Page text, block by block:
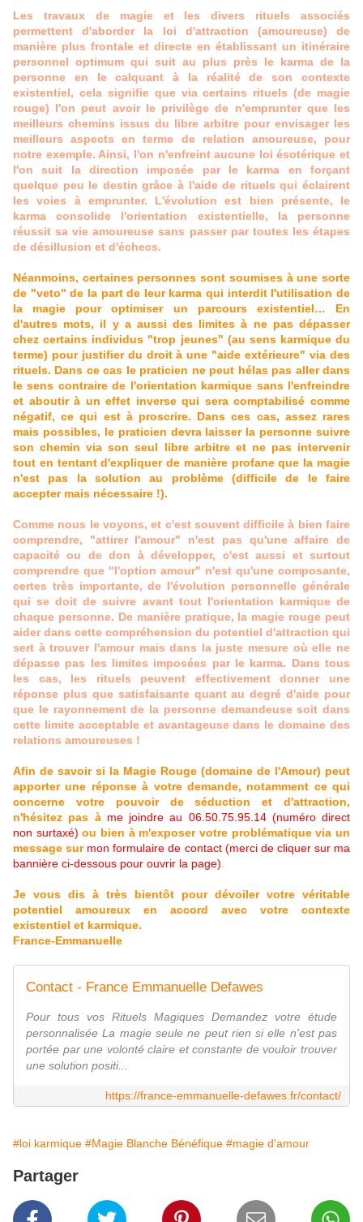
Les travaux de magie et les divers rituels associés
permettent d'aborder la loi d'attraction (amoureuse) de
manière plus frontale et directe en établissant un itinéraire
personnel optimum qui suit au plus près le karma de la
personne en le calquant à la réalité de son contexte
existentiel, cela signifie que via certains rituels (de magie
rouge) l'on peut avoir le privilège de n'emprunter que les
meilleurs chemins issus du libre arbitre pour envisager les
meilleurs aspects en terme de relation amoureuse, pour
notre exemple. Ainsi, l'on n'enfreint aucune loi ésotérique et
l'on suit la direction imposée par le karma en forçant
quelque peu le destin grâce à l'aide de rituels qui éclairent
les voies à emprunter. L'évolution est bien présente, le
karma consolide l'orientation existentielle, la personne
réussit sa vie amoureuse sans passer par toutes les étapes
de désillusion et d'échecs.
Néanmoins, certaines personnes sont soumises à une sorte
de "veto" de la part de leur karma qui interdit l'utilisation de
la magie pour optimiser un parcours existentiel… En
d'autres mots, il y a aussi des limites à ne pas dépasser
chez certains individus "trop jeunes" (au sens karmique du
terme) pour justifier du droit à une "aide extérieure" via des
rituels. Dans ce cas le praticien ne peut hélas pas aller dans
le sens contraire de l'orientation karmique sans l'enfreindre
et aboutir à un effet inverse qui sera comptabilisé comme
négatif, ce qui est à proscrire. Dans ces cas, assez rares
mais possibles, le praticien devra laisser la personne suivre
son chemin via son seul libre arbitre et ne pas intervenir
tout en tentant d'expliquer de manière profane que la magie
n'est pas la solution au problème (difficile de le faire
accepter mais nécessaire !).
Comme nous le voyons, et c'est souvent difficile à bien faire
comprendre, "attirer l'amour" n'est pas qu'une affaire de
capacité ou de don à développer, c'est aussi et surtout
comprendre que "l'option amour" n'est qu'une composante,
certes très importante, de l'évolution personnelle générale
qui se doit de suivre avant tout l'orientation karmique de
chaque personne. De manière pratique, la magie rouge peut
aider dans cette compréhension du potentiel d'attraction qui
sert à trouver l'amour mais dans la juste mesure où elle ne
dépasse pas les limites imposées par le karma. Dans tous
les cas, les rituels peuvent effectivement donner une
réponse plus que satisfaisante quant au degré d'aide pour
que le rayonnement de la personne demandeuse soit dans
cette limite acceptable et avantageuse dans le domaine des
relations amoureuses !
Afin de savoir si la Magie Rouge (domaine de l'Amour) peut
apporter une réponse à votre demande, notamment ce qui
concerne votre pouvoir de séduction et d'attraction,
n'hésitez pas à me joindre au 06.50.75.95.14 (numéro direct
non surtaxé) ou bien à m'exposer votre problématique via un
message sur mon formulaire de contact (merci de cliquer sur ma
bannière ci-dessous pour ouvrir la page)
Je vous dis à très bientôt pour dévoiler votre véritable
potentiel amoureux en accord avec votre contexte
existentiel et karmique.
France-Emmanuelle
Contact - France Emmanuelle Defawes
Pour tous vos Rituels Magiques Demandez votre étude
personnalisée La magie seule ne peut rien si elle n'est pas
portée par une volonté claire et constante de vouloir trouver
une solution positi...
https://france-emmanuelle-defawes.fr/contact/
#loi karmique #Magie Blanche Bénéfique #magie d'amour
Partager